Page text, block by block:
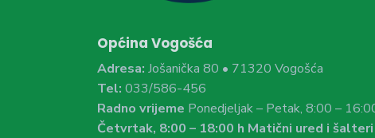
Općina Vogošća
Adresa: Jošanička 80 • 71320 Vogošća
Tel: 033/586-456
Radno vrijeme Ponedjeljak – Petak, 8:00 –
Četvrtak, 8:00 – 18:00 h Matični ured i